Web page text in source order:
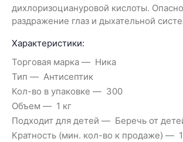
дихлоризоциануровой кислоты.
раздражение глаз и дыхательной
Характеристики:
Торговая марка
Ника
Тип
Антисептик
Кол-во в упаковке
300
Объем
1 кг
Подходит для детей
Беречь от
Кратность (мин. кол-во к продаже)
1